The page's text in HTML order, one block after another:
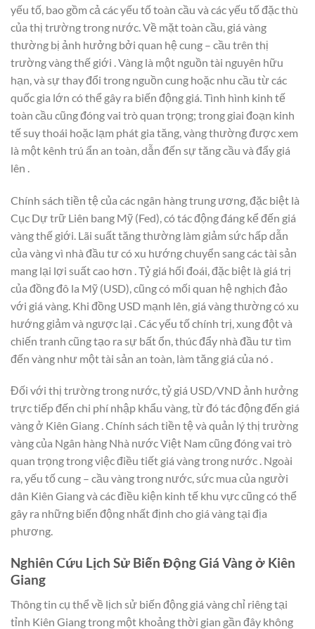
yếu tố, bao gồm cả các yếu tố toàn cầu và các yếu tố đặc thù
của thị trường trong nước. Về mặt toàn cầu, giá vàng
thường bị ảnh hưởng bởi quan hệ cung – cầu trên thị
trường vàng thế giới . Vàng là một nguồn tài nguyên hữu
hạn, và sự thay đổi trong nguồn cung hoặc nhu cầu từ các
quốc gia lớn có thể gây ra biến động giá. Tình hình kinh tế
toàn cầu cũng đóng vai trò quan trọng; trong giai đoạn kinh
tế suy thoái hoặc lạm phát gia tăng, vàng thường được xem
là một kênh trú ẩn an toàn, dẫn đến sự tăng cầu và đẩy giá
lên .
Chính sách tiền tệ của các ngân hàng trung ương, đặc biệt là
Cục Dự trữ Liên bang Mỹ (Fed), có tác động đáng kể đến giá
vàng thế giới. Lãi suất tăng thường làm giảm sức hấp dẫn
của vàng vì nhà đầu tư có xu hướng chuyển sang các tài sản
mang lại lợi suất cao hơn . Tỷ giá hối đoái, đặc biệt là giá trị
của đồng đô la Mỹ (USD), cũng có mối quan hệ nghịch đảo
với giá vàng. Khi đồng USD mạnh lên, giá vàng thường có xu
hướng giảm và ngược lại . Các yếu tố chính trị, xung đột và
chiến tranh cũng tạo ra sự bất ổn, thúc đẩy nhà đầu tư tìm
đến vàng như một tài sản an toàn, làm tăng giá của nó .
Đối với thị trường trong nước, tỷ giá USD/VND ảnh hưởng
trực tiếp đến chi phí nhập khẩu vàng, từ đó tác động đến giá
vàng ở Kiên Giang . Chính sách tiền tệ và quản lý thị trường
vàng của Ngân hàng Nhà nước Việt Nam cũng đóng vai trò
quan trọng trong việc điều tiết giá vàng trong nước . Ngoài
ra, yếu tố cung – cầu vàng trong nước, sức mua của người
dân Kiên Giang và các điều kiện kinh tế khu vực cũng có thể
gây ra những biến động nhất định cho giá vàng tại địa
phương.
Nghiên Cứu Lịch Sử Biến Động Giá Vàng ở Kiên
Giang
Thông tin cụ thể về lịch sử biến động giá vàng chỉ riêng tại
tỉnh Kiên Giang trong một khoảng thời gian gần đây không